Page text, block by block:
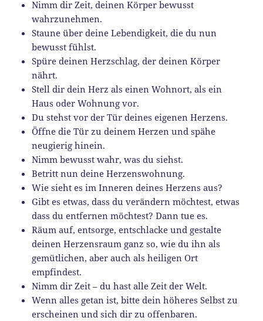
Nimm dir Zeit, deinen Körper bewusst
wahrzunehmen.
Staune über deine Lebendigkeit, die du nun
bewusst fühlst.
Spüre deinen Herzschlag, der deinen Körper
nährt.
Stell dir dein Herz als einen Wohnort, als ein
Haus oder Wohnung vor.
Du stehst vor der Tür deines eigenen Herzens.
Öffne die Tür zu deinem Herzen und spähe
neugierig hinein.
Nimm bewusst wahr, was du siehst.
Betritt nun deine Herzenswohnung.
Wie sieht es im Inneren deines Herzens aus?
Gibt es etwas, dass du verändern möchtest, etwas
dass du entfernen möchtest? Dann tue es.
Räum auf, entsorge, entschlacke und gestalte
deinen Herzensraum ganz so, wie du ihn als
gemütlichen, aber auch als heiligen Ort
empfindest.
Nimm dir Zeit – du hast alle Zeit der Welt.
Wenn alles getan ist, bitte dein höheres Selbst zu
erscheinen und sich dir zu offenbaren.